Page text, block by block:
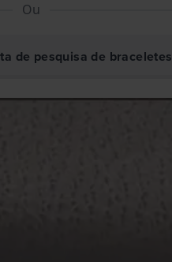
Ou
de pesquisa de braceletes